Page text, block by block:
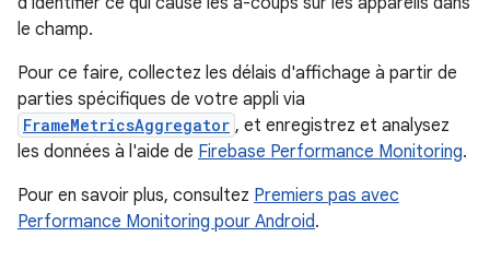
le champ.
Pour ce faire, collectez les délais d'affichage à partir de
parties spécifiques de votre appli via
FrameMetricsAggregator , et enregistrez et analysez
les données à l'aide de Firebase Performance Monitoring.
Pour en savoir plus, consultez Premiers pas avec
Performance Monitoring pour Android.